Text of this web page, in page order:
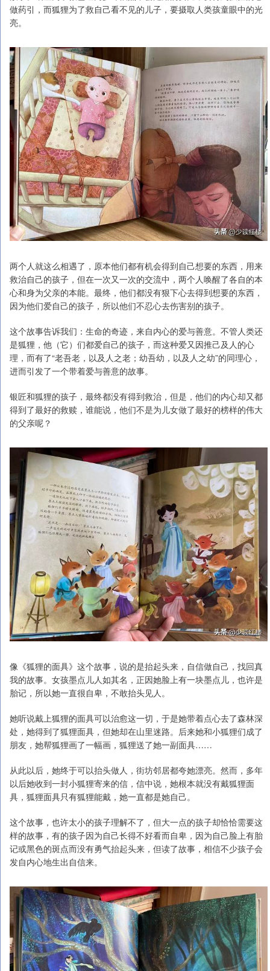
做药引，而狐狸为了救自己看不见的儿子，要摄取人类孩童眼中的光
亮。
两个人就这么相遇了，原本他们都有机会得到自己想要的东西，用来
救治自己的孩子，但在一次又一次的交流中，两个人唤醒了各自的本
心和身为父亲的本能。最终，他们都没有狠下心去得到想要的东西，
因为他们爱自己的孩子，所以他们不忍心去伤害别的孩子。
这个故事告诉我们：生命的奇迹，来自内心的爱与善意。不管人类还
是狐狸，他（它）们都爱自己的孩子，而这种爱又因推己及人的心
理，而有了“老吾老，以及人之老；幼吾幼，以及人之幼”的同理心，
进而引发了一个带着爱与善意的故事。
银匠和狐狸的孩子，最终都没有得到救治，但是，他们的内心却又都
得到了最好的救赎，谁能说，他们不是为儿女做了最好的榜样的伟大
的父亲呢？
像《狐狸的面具》这个故事，说的是抬起头来，自信做自己，找回真
我的故事。女孩墨点儿人如其名，正因她脸上有一块墨点儿，也许是
胎记，所以她一直很自卑，不敢抬头见人。
她听说戴上狐狸的面具可以治愈这一切，于是她带着点心去了森林深
处，她得到了狐狸面具，但她却在山里迷路。后来她和小狐狸们成了
朋友，她帮狐狸画了一幅画，狐狸送了她一副面具……
从此以后，她终于可以抬头做人，街坊邻居都夸她漂亮。然而，多年
以后她收到一封小狐狸寄来的信，信中说，她根本就没有戴狐狸面
具，狐狸面具只有狐狸能戴，她一直都是她自己。
这个故事，也许太小的孩子理解不了，但大一点的孩子却恰恰需要这
样的故事，有的孩子因为自己长得不好看而自卑，因为自己脸上有胎
记或黑色的斑点而没有勇气抬起头来，但读了故事，相信不少孩子会
发自内心地生出自信来。